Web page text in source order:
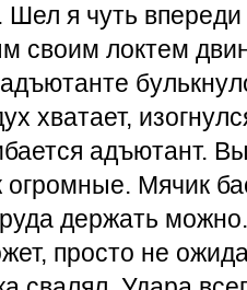
Шел я чуть
своим локтем
хватает,
адъютант.
огромные. Мячик
держать
просто не